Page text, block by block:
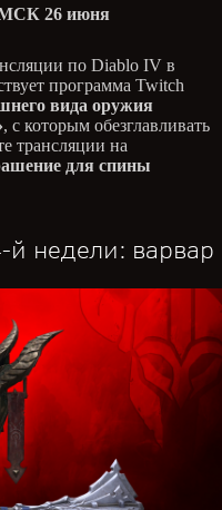
МСК 26 июня
по Diablo IV в
программа Twitch
вида оружия
, с которым обезглавливать
трансляции на
для спины
недели: варвар